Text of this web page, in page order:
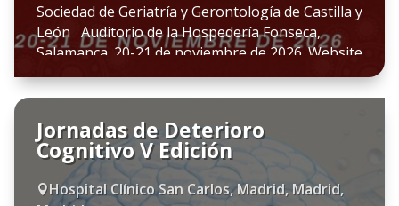
Sociedad de Geriatría y Gerontología de Castilla y
León Auditorio de la Hospedería Fonseca,
Salamanca. 20-21 de noviembre de 2026. Website
del Congreso Programa Inscripciones Secretaría
Técnica: info@bsj.plus / david@bsj.plus
Jornadas de Deterioro
Cognitivo V Edición
Hospital Clínico San Carlos, Madrid, Madrid,